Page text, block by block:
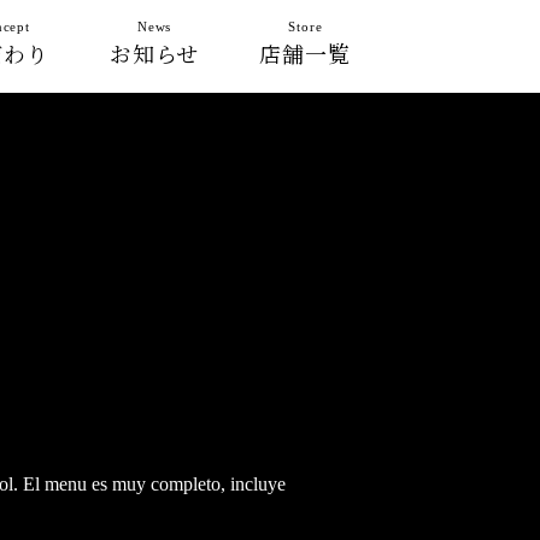
り お知らせ
News
店舗一覧
Store
El menu es muy completo, incluye